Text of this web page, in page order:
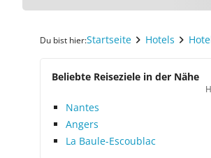
Du bist hier:Startseite Hotels
Beliebte Reiseziele in der Nähe
Nantes
Angers
La Baule-Escoublac